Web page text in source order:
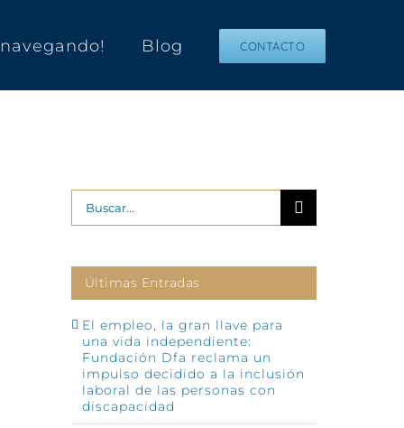
navegando! Blog CONTACTO
Buscar:
Últimas Entradas
El empleo, la gran llave para
una vida independiente:
Fundación Dfa reclama un
impulso decidido a la inclusión
laboral de las personas con
discapacidad